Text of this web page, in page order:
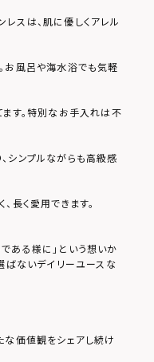
スは、肌に優しくアレル
お風呂や海水浴でも気軽
ます。特別なお手入れは不
シンプルながらも高級感
長く愛用できます。
ある様に」という想いか
ばないデイリーユースな
な価値観をシェアし続け